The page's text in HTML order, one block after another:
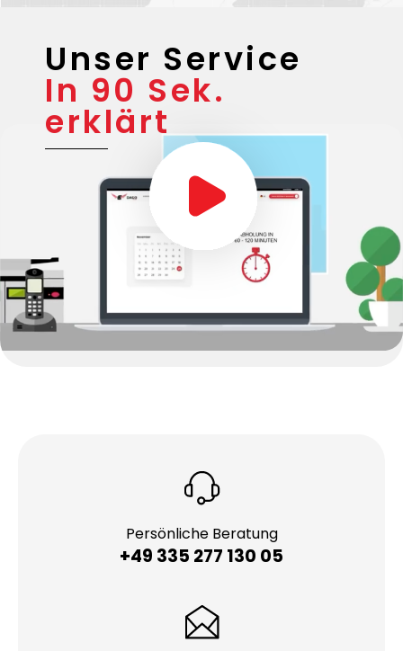
Unser Service
In 90 Sek.
erklärt
Persönliche Beratung
+49 335 277 130 05